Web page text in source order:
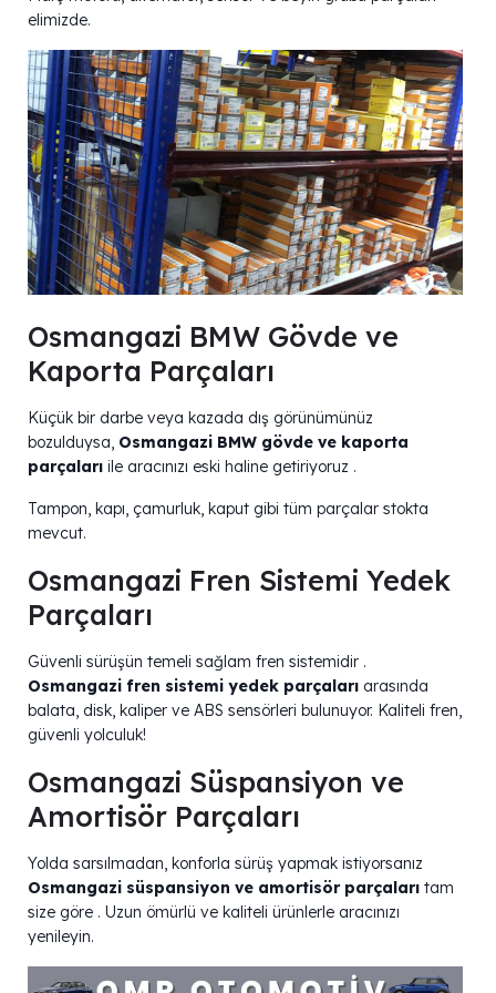
elimizde.
Osmangazi BMW Gövde ve
Kaporta Parçaları
Küçük bir darbe veya kazada dış görünümünüz
bozulduysa, Osmangazi BMW gövde ve kaporta
parçaları ile aracınızı eski haline getiriyoruz .
Tampon, kapı, çamurluk, kaput gibi tüm parçalar stokta
mevcut.
Osmangazi Fren Sistemi Yedek
Parçaları
Güvenli sürüşün temeli sağlam fren sistemidir .
Osmangazi fren sistemi yedek parçaları arasında
balata, disk, kaliper ve ABS sensörleri bulunuyor. Kaliteli fren,
güvenli yolculuk!
Osmangazi Süspansiyon ve
Amortisör Parçaları
Yolda sarsılmadan, konforla sürüş yapmak istiyorsanız
Osmangazi süspansiyon ve amortisör parçaları tam
size göre . Uzun ömürlü ve kaliteli ürünlerle aracınızı
yenileyin.